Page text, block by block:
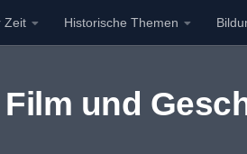
Zeit Historische Themen
und